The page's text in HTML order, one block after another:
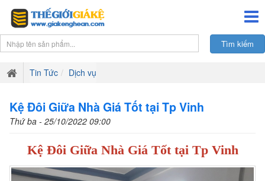
Tin Tức Dịch vụ
Kệ Đôi Giữa Nhà Giá Tốt tại Tp Vinh
Thứ ba - 25/10/2022 09:00
Kệ Đôi Giữa Nhà Giá Tốt tại Tp Vinh